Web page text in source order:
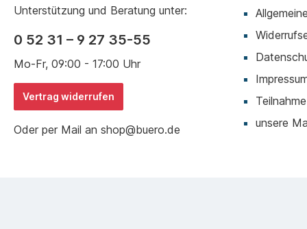
Unterstützung und Beratung unter:
0 52 31 – 9 27 35-55
Mo-Fr, 09:00 - 17:00 Uhr
Vertrag widerrufen
Oder per Mail an shop@buero.de
unsere